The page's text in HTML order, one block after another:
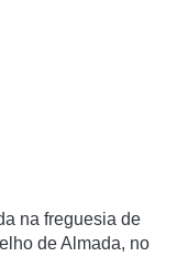
na freguesia de
de Almada, no